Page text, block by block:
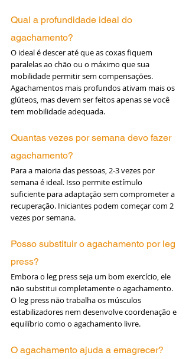
Qual a profundidade ideal do
agachamento?
O ideal é descer até que as coxas fiquem
paralelas ao chão ou o máximo que sua
mobilidade permitir sem compensações.
Agachamentos mais profundos ativam mais os
glúteos, mas devem ser feitos apenas se você
tem mobilidade adequada.
Quantas vezes por semana devo fazer
agachamento?
Para a maioria das pessoas, 2-3 vezes por
semana é ideal. Isso permite estímulo
suficiente para adaptação sem comprometer a
recuperação. Iniciantes podem começar com 2
vezes por semana.
Posso substituir o agachamento por leg
press?
Embora o leg press seja um bom exercício, ele
não substitui completamente o agachamento.
O leg press não trabalha os músculos
estabilizadores nem desenvolve coordenação e
equilíbrio como o agachamento livre.
O agachamento ajuda a emagrecer?